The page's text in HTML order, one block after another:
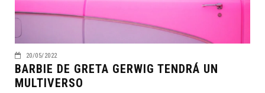
20/05/2022
BARBIE DE GRETA GERWIG TENDRÁ UN
MULTIVERSO